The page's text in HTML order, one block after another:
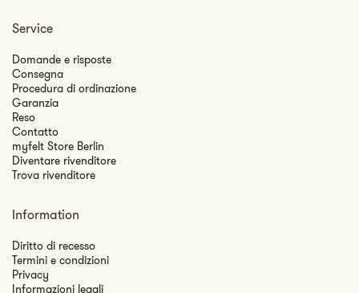
Service
Domande e risposte
Consegna
Procedura di ordinazione
Garanzia
Reso
Contatto
myfelt Store Berlin
Diventare rivenditore
Trova rivenditore
Information
Diritto di recesso
Termini e condizioni
Privacy
Informazioni legali